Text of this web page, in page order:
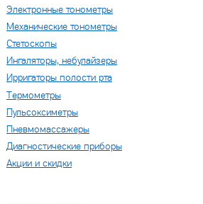
Электронные тонометры
Механические тонометры
Стетоскопы
Ингаляторы, небулайзеры
Ирригаторы полости рта
Термометры
Пульсоксиметры
Пневмомассажеры
Диагностические приборы
Акции и скидки